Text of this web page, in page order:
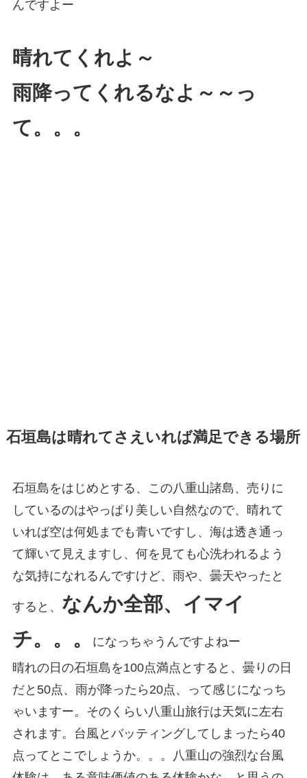
んですよー
晴れてくれよ～
雨降ってくれるなよ～～っ
て。。。
石垣島は晴れてさえいれば満足できる場所
石垣島をはじめとする、この八重山諸島、売りに
しているのはやっぱり美しい自然なので、晴れて
いれば空は何処までも青いですし、海は透き通っ
て輝いて見えますし、何を見ても心洗われるよう
な気持になれるんですけど、雨や、曇天やったと
すると、 なんか全部、イマイ
チ。。。
になっちゃうんですよねー
晴れの日の石垣島を100点満点とすると、曇りの日
だと50点、雨が降ったら20点、って感じになっち
ゃいますー。そのくらい八重山旅行は天気に左右
されます。台風とバッティングしてしまったら40
点ってとこでしょうか。。。八重山の強烈な台風